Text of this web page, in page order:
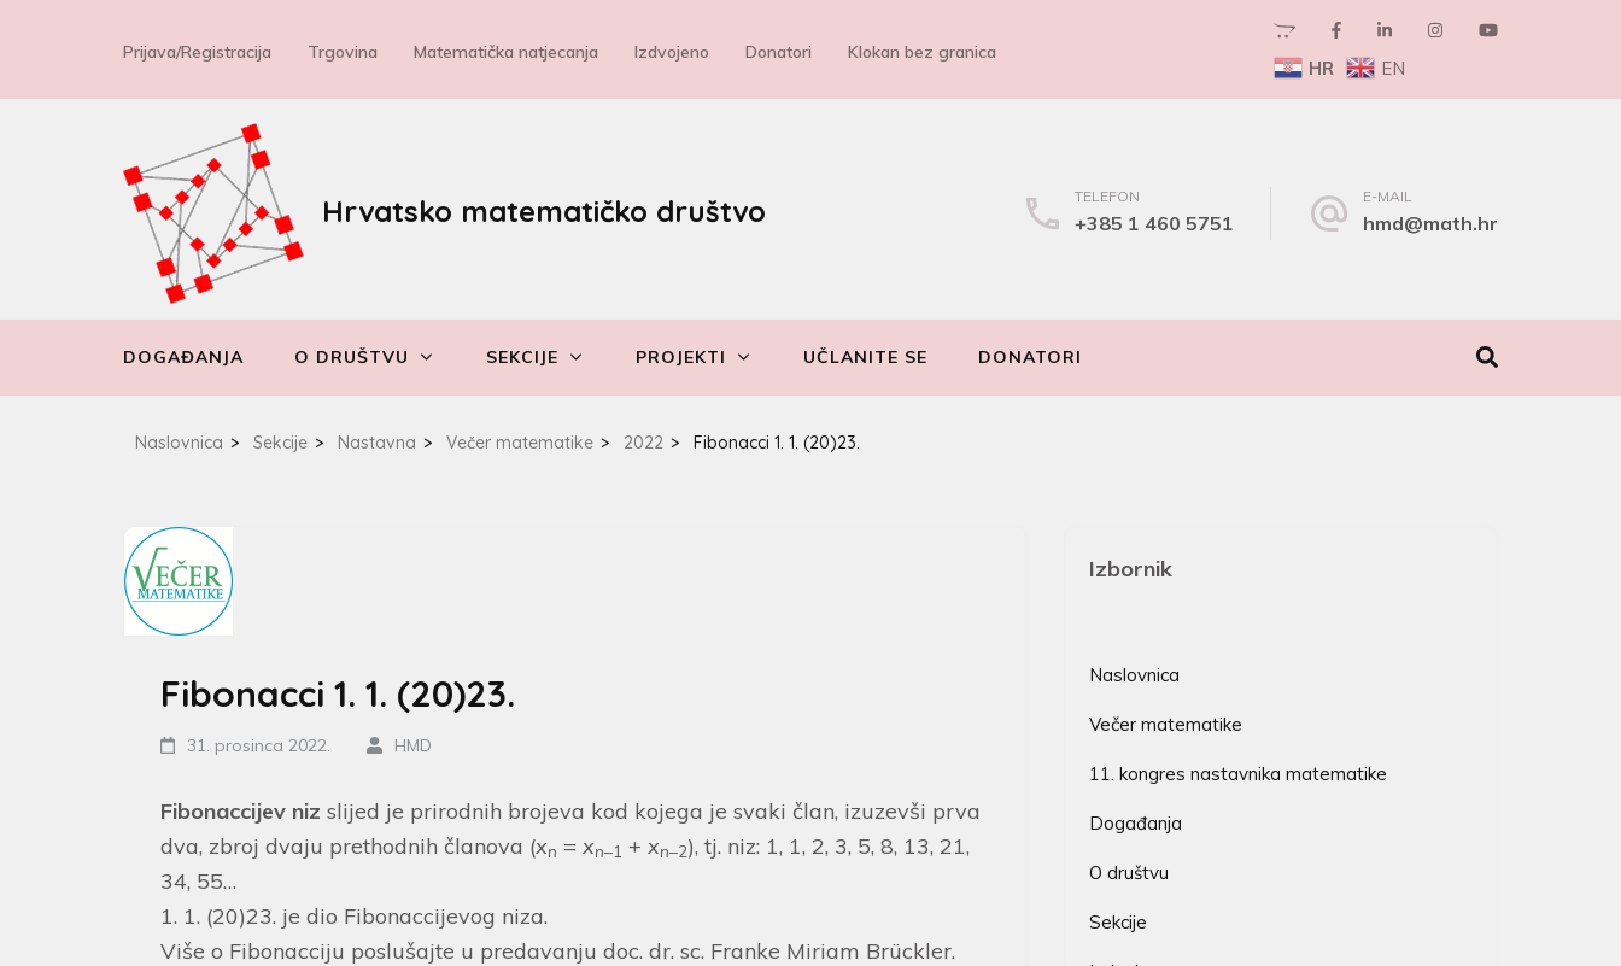
Prijava/Registracija Trgovina Matematička natjecanja Izdvojeno Donatori Klokan bez granica
HR EN
Hrvatsko matematičko društvo TELEFON
+385 1 460 5751
E-MAIL
hmd@math.hr
DOGAĐANJA O DRUŠTVU SEKCIJE PROJEKTI UČLANITE SE DONATORI
Naslovnica > Sekcije > Nastavna > Večer matematike > 2022 > Fibonacci 1. 1. (20)23.
Fibonacci 1. 1. (20)23.
31. prosinca 2022. HMD
Fibonaccijev niz slijed je prirodnih brojeva kod kojega je svaki član, izuzevši prva
dva, zbroj dvaju prethodnih članova (xn = xn–1 + xn–2), tj. niz: 1, 1, 2, 3, 5, 8, 13, 21,
34, 55…
1. 1. (20)23. je dio Fibonaccijevog niza.
Više o Fibonacciju poslušajte u predavanju doc. dr. sc. Franke Miriam Brückler.
Izbornik
Naslovnica
Večer matematike
11. kongres nastavnika matematike
Događanja
O društvu
Sekcije